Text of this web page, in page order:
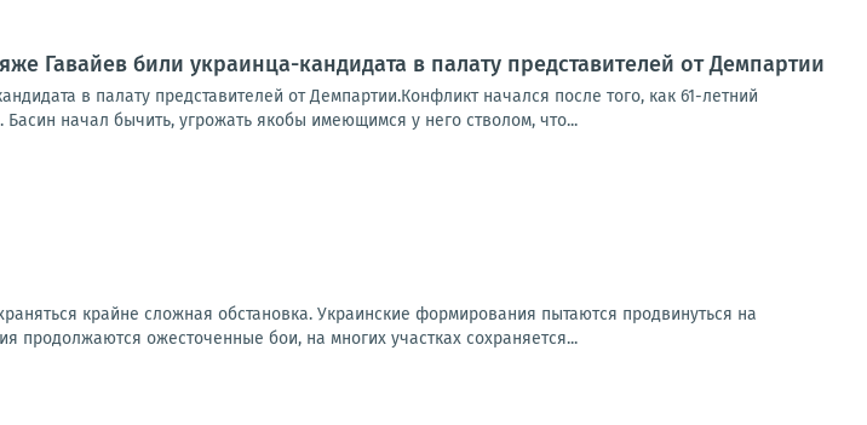
Гавайев били украинца-кандидата в палату представителей от Демпартии
в палату представителей от Демпартии.Конфликт начался после того, как 61-летний
начал бычить, угрожать якобы имеющимся у него стволом, что...
крайне сложная обстановка. Украинские формирования пытаются продвинуться на
продолжаются ожесточенные бои, на многих участках сохраняется...